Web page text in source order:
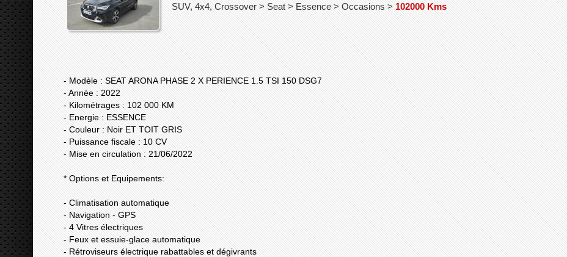
SUV, 4x4, Crossover > Seat > Essence > Occasions >102000 Kms
- Modèle : SEAT ARONA PHASE 2 X PERIENCE 1.5 TSI 150 DSG7
- Année : 2022
- Kilométrages : 102 000 KM
- Energie : ESSENCE
- Couleur : Noir ET TOIT GRIS
- Puissance fiscale : 10 CV
- Mise en circulation : 21/06/2022
* Options et Equipements:
- Climatisation automatique
- Navigation - GPS
- 4 Vitres électriques
- Feux et essuie-glace automatique
- Rétroviseurs électrique rabattables et dégivrants